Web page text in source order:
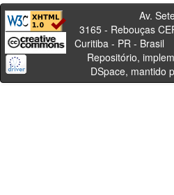
Av. Sete de
3165 - Rebouças
Curitiba -
Repositório,
DSpace, mantido